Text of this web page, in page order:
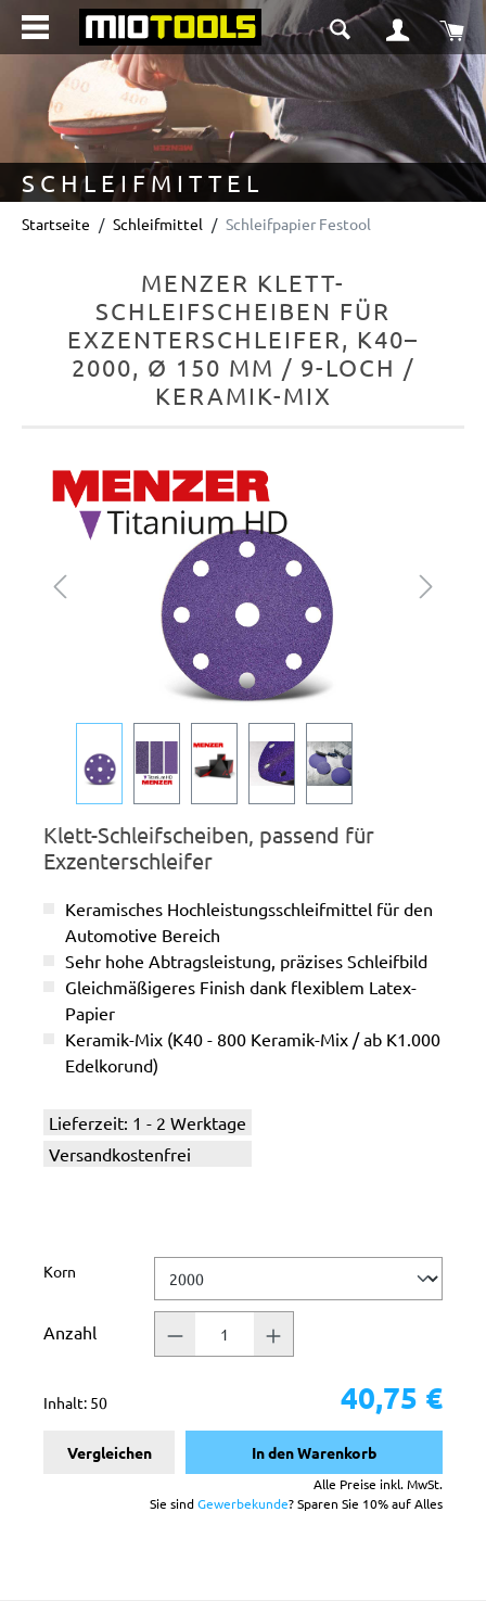
springen
SCHLEIFMITTEL
Startseite Schleifmittel Schleifpapier Festool
MENZER KLETT-
SCHLEIFSCHEIBEN FÜR
EXZENTERSCHLEIFER, K40–
2000, Ø 150 MM / 9-LOCH /
KERAMIK-MIX
Bildergalerie überspringen
Klett-Schleifscheiben, passend für
Exzenterschleifer
Keramisches Hochleistungsschleifmittel für den
Automotive Bereich
Sehr hohe Abtragsleistung, präzises Schleifbild
Gleichmäßigeres Finish dank flexiblem Latex-
Papier
Keramik-Mix (K40 - 800 Keramik-Mix / ab K1.000
Edelkorund)
Lieferzeit: 1 - 2 Werktage
Versandkostenfrei
Korn
Anzahl
Inhalt: 50 40,75 €
Vergleichen In den Warenkorb
Alle Preise inkl. MwSt.
Sie sindGewerbekunde? Sparen Sie 10% auf Alles